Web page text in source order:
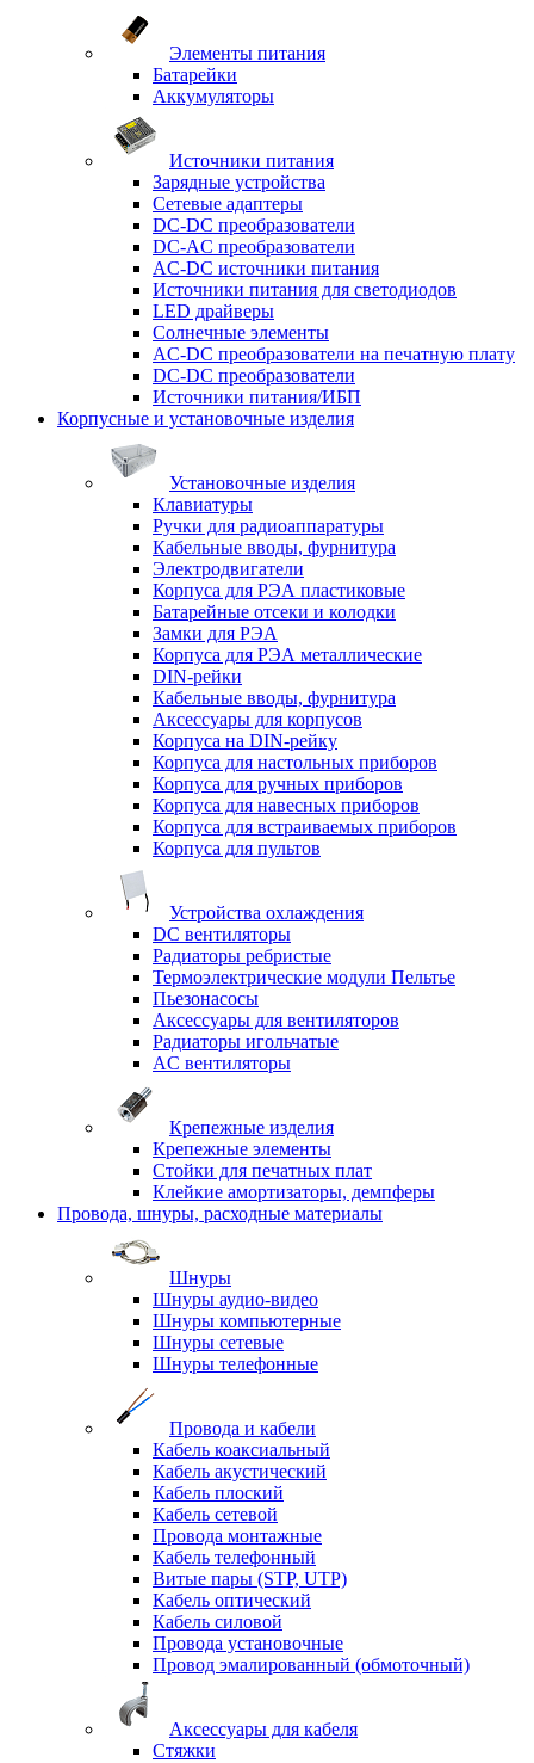
Элементы питания
Батарейки
Аккумуляторы
Источники питания
Зарядные устройства
Сетевые адаптеры
DC-DC преобразователи
DC-AC преобразователи
AC-DC источники питания
Источники питания для светодиодов
LED драйверы
Солнечные элементы
AC-DC преобразователи на печатную плату
DC-DC преобразователи
Источники питания/ИБП
Корпусные и установочные изделия
Установочные изделия
Клавиатуры
Ручки для радиоаппаратуры
Кабельные вводы, фурнитура
Электродвигатели
Корпуса для РЭА пластиковые
Батарейные отсеки и колодки
Замки для РЭА
Корпуса для РЭА металлические
DIN-рейки
Кабельные вводы, фурнитура
Аксессуары для корпусов
Корпуса на DIN-рейку
Корпуса для настольных приборов
Корпуса для ручных приборов
Корпуса для навесных приборов
Корпуса для встраиваемых приборов
Корпуса для пультов
Устройства охлаждения
DC вентиляторы
Радиаторы ребристые
Термоэлектрические модули Пельтье
Пьезонасосы
Аксессуары для вентиляторов
Радиаторы игольчатые
AC вентиляторы
Крепежные изделия
Крепежные элементы
Стойки для печатных плат
Клейкие амортизаторы, демпферы
Провода, шнуры, расходные материалы
Шнуры
Шнуры аудио-видео
Шнуры компьютерные
Шнуры сетевые
Шнуры телефонные
Провода и кабели
Кабель коаксиальный
Кабель акустический
Кабель плоский
Кабель сетевой
Провода монтажные
Кабель телефонный
Витые пары (STP, UTP)
Кабель оптический
Кабель силовой
Провода установочные
Провод эмалированный (обмоточный)
Аксессуары для кабеля
Стяжки